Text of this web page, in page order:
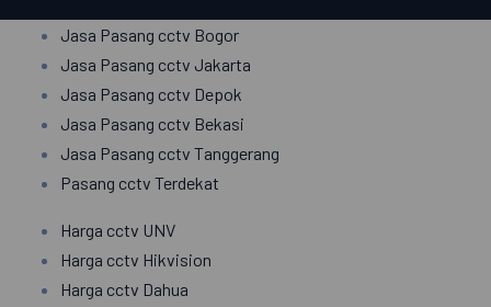
Jasa Pasang cctv Bogor
Jasa Pasang cctv Jakarta
Jasa Pasang cctv Depok
Jasa Pasang cctv Bekasi
Jasa Pasang cctv Tanggerang
Pasang cctv Terdekat
Harga cctv UNV
Harga cctv Hikvision
Harga cctv Dahua